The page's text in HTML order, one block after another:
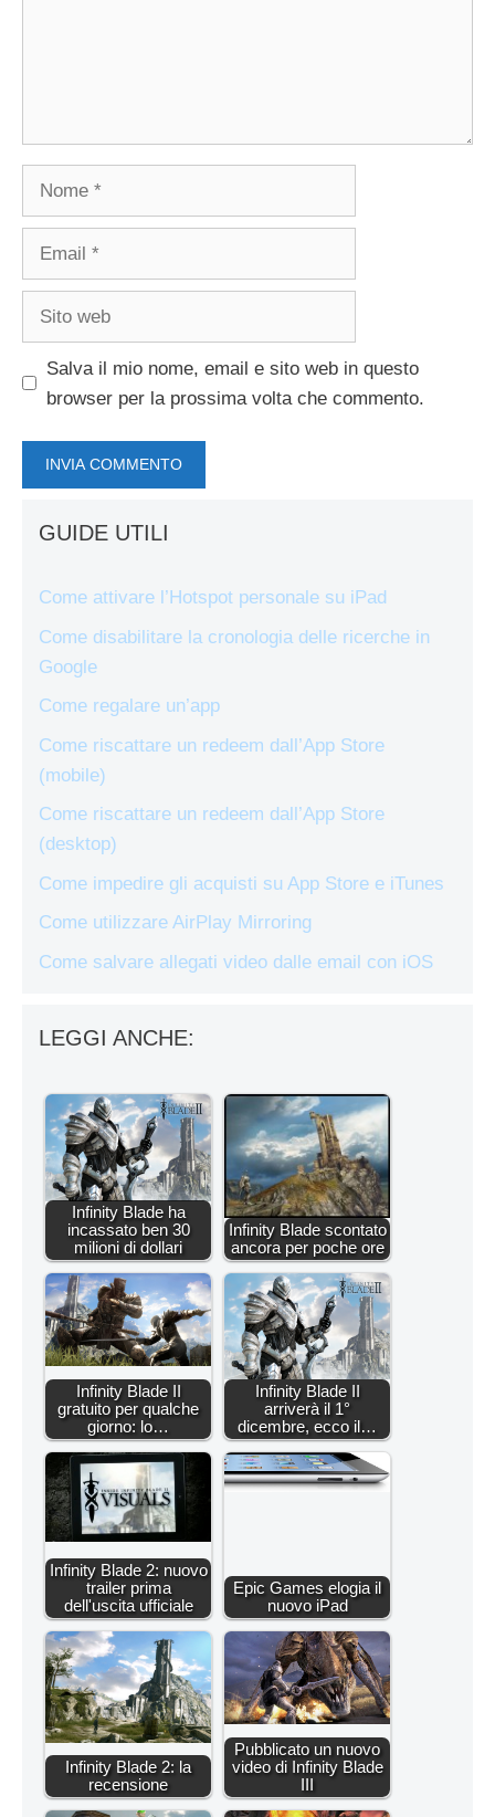
Salva il mio nome, email e sito web in questo
browser per la prossima volta che commento.
GUIDE UTILI
Come attivare l’Hotspot personale su iPad
Come disabilitare la cronologia delle ricerche in
Google
Come regalare un’app
Come riscattare un redeem dall’App Store
(mobile)
Come riscattare un redeem dall’App Store
(desktop)
Come impedire gli acquisti su App Store e iTunes
Come utilizzare AirPlay Mirroring
Come salvare allegati video dalle email con iOS
LEGGI ANCHE:
Infinity Blade ha
incassato ben 30
milioni di dollari
Infinity Blade scontato
ancora per poche ore
Infinity Blade II
gratuito per qualche
giorno: lo…
Infinity Blade II
arriverà il 1°
dicembre, ecco il…
Infinity Blade 2: nuovo
trailer prima
dell'uscita ufficiale
Epic Games elogia il
nuovo iPad
Infinity Blade 2: la
recensione
Pubblicato un nuovo
video di Infinity Blade
III